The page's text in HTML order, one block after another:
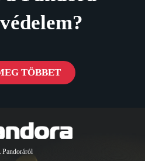
TÖBBET
Pandoráról